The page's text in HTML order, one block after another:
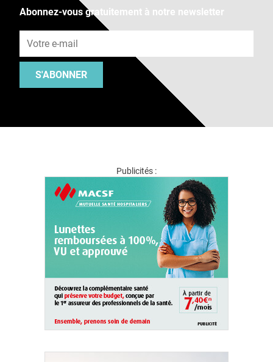
Abonnez-vous gratuitement à notre newsletter
S'ABONNER
Publicités :